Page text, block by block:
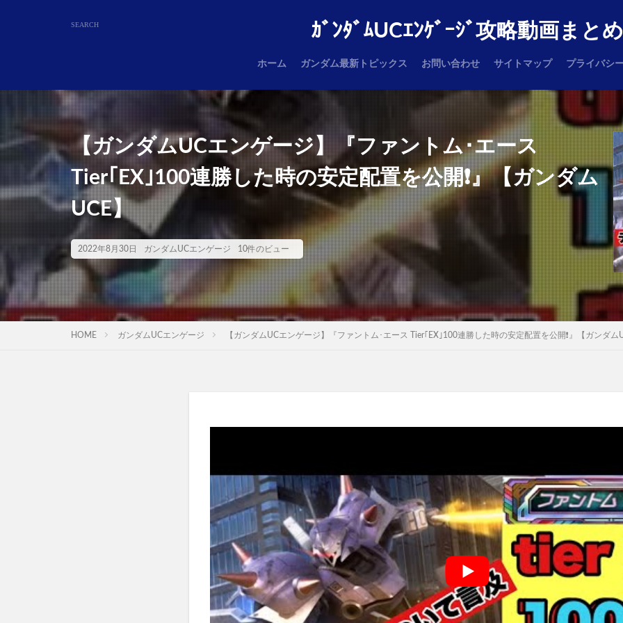
ｶﾞﾝﾀﾞﾑUCｴﾝｹﾞｰｼﾞ攻略動画まとめ
ホーム ガンダム最新トピックス お問い合わせ サイトマップ プライバシ
【ガンダムUCエンゲージ】『ファントム･エース
Tier｢EX｣100連勝した時の安定配置を公開❗️』【ガンダム
UCE】
2022年8月30日 ガンダムUCエンゲージ 10件のビュー
HOME ガンダムUCエンゲージ 【ガンダムUCエンゲージ】『ファントム･エース Tier｢EX｣100連勝した時の安定配置を公開❗️』【ガンダム